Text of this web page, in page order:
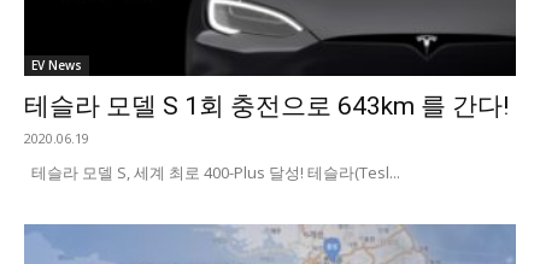
EV News
테슬라 모델 S 1회 충전으로 643km 를 간다!
2020.06.19
테슬라 모델 S, 세계 최로 400-Plus 달성! 테슬라(Tesl...